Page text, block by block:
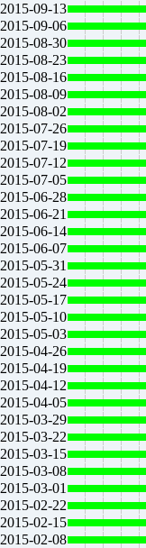
2015-09-13
2015-09-06
2015-08-30
2015-08-23
2015-08-16
2015-08-09
2015-08-02
2015-07-26
2015-07-19
2015-07-12
2015-07-05
2015-06-28
2015-06-21
2015-06-14
2015-06-07
2015-05-31
2015-05-24
2015-05-17
2015-05-10
2015-05-03
2015-04-26
2015-04-19
2015-04-12
2015-04-05
2015-03-29
2015-03-22
2015-03-15
2015-03-08
2015-03-01
2015-02-22
2015-02-15
2015-02-08